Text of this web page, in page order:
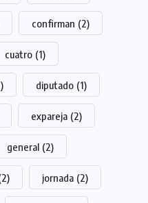
confirman (2)
cuatro (1)
diputado (1)
expareja (2)
general (2)
jornada (2)